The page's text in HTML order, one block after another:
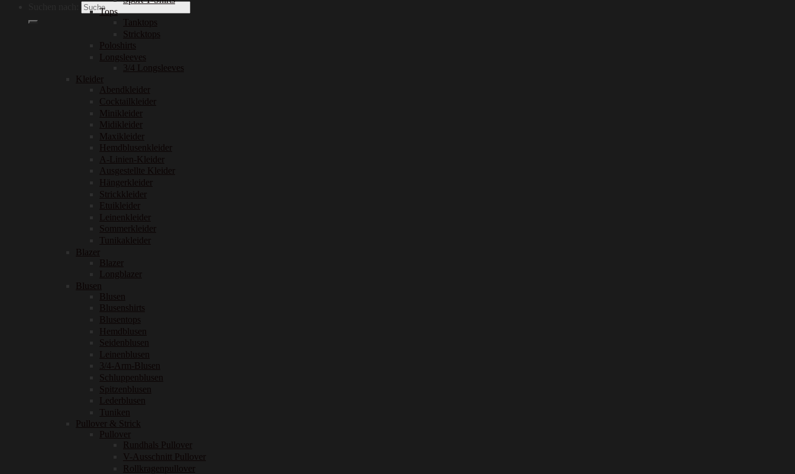
Tops
Tanktops
Stricktops
Poloshirts
Longsleeves
3/4 Longsleeves
Kleider
Abendkleider
Cocktailkleider
Minikleider
Midikleider
Maxikleider
Hemdblusenkleider
A-Linien-Kleider
Ausgestellte Kleider
Hängerkleider
Strickkleider
Etuikleider
Leinenkleider
Sommerkleider
Tunikakleider
Blazer
Blazer
Longblazer
Blusen
Blusen
Blusenshirts
Blusentops
Hemdblusen
Seidenblusen
Leinenblusen
3/4-Arm-Blusen
Schluppenblusen
Spitzenblusen
Lederblusen
Tuniken
Pullover & Strick
Pullover
Rundhals Pullover
V-Ausschnitt Pullover
Rollkragenpullover